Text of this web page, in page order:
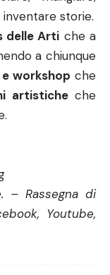
storie.
delle Arti che a
a chiunque
workshop che
artisticheche
– Rassegna di
Youtube,